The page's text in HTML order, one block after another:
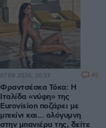
Φραντσέσκα Τόκα: Η
Ιταλίδα «νύφη» της
Eurovision ποζάρει με
μπικίνι και... ολόγυμνη
στην μπανιέρα της, δείτε
07.08.2026, 20:57 45